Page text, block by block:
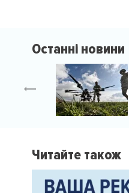
Останні новини
Читайте також